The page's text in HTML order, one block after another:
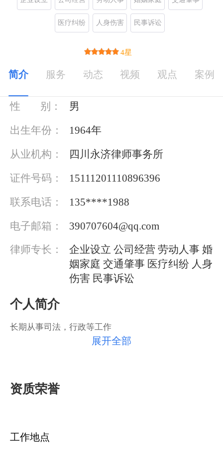
医疗纠纷 人身伤害 民事诉讼
4星
简介 服务 动态 视频 观点 案例
基本信息
性 别：
男
出生年份：
1964年
从业机构：
四川永济律师事务所
证件号码：
15111201110896396
联系电话：
135****1988
电子邮箱：
390707604@qq.com
律师专长：
企业设立 公司经营 劳动人事 婚
姻家庭 交通肇事 医疗纠纷 人身
伤害 民事诉讼
个人简介
长期从事司法，行政等工作
展开全部
资质荣誉
工作地点